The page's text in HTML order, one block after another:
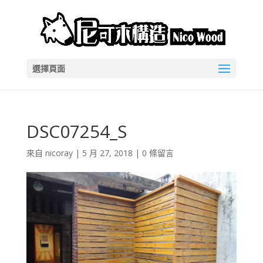
選擇頁面
DSC07254_S
來自 nicoray| 5 月 27, 2018 | 0 條留言